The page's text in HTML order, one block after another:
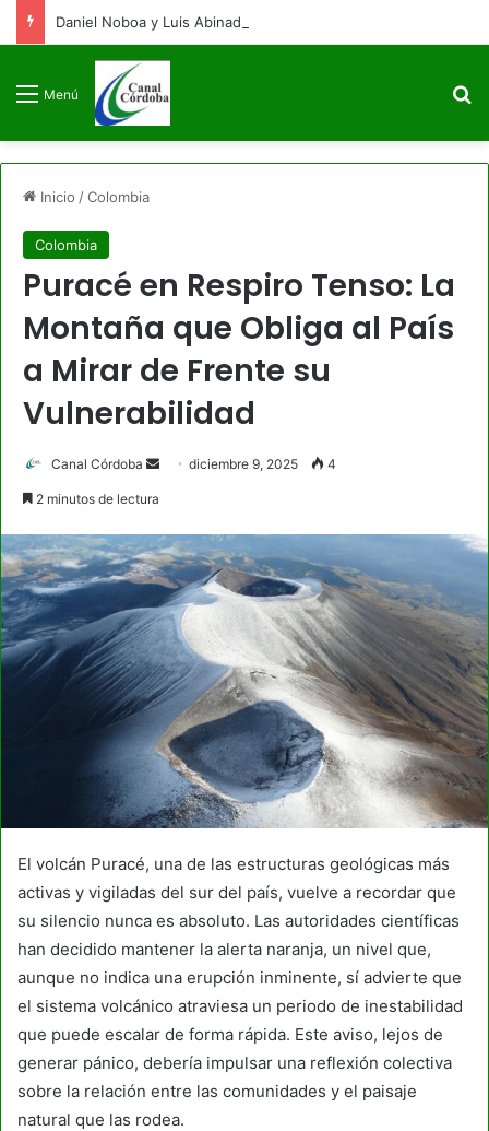
Menú
Inicio /Colombia
Colombia
Puracé en Respiro Tenso: La
Montaña que Obliga al País
a Mirar de Frente su
Vulnerabilidad
Canal Córdoba
Senddiciembre 9, 2025 4
2 minutos de lectura
El volcán Puracé, una de las estructuras geológicas más
activas y vigiladas del sur del país, vuelve a recordar que
su silencio nunca es absoluto. Las autoridades científicas
han decidido mantener la alerta naranja, un nivel que,
aunque no indica una erupción inminente, sí advierte que
el sistema volcánico atraviesa un periodo de inestabilidad
que puede escalar de forma rápida. Este aviso, lejos de
generar pánico, debería impulsar una reflexión colectiva
sobre la relación entre las comunidades y el paisaje
natural que las rodea.